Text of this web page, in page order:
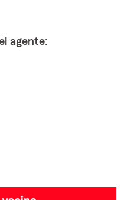
agente: